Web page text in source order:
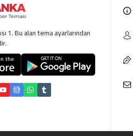
1. Bu alan tema ayarlarından